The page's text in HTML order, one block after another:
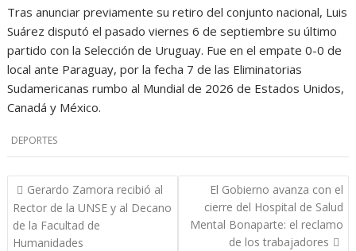
Tras anunciar previamente su retiro del conjunto nacional, Luis
Suárez disputó el pasado viernes 6 de septiembre su último
partido con la Selección de Uruguay. Fue en el empate 0-0 de
local ante Paraguay, por la fecha 7 de las Eliminatorias
Sudamericanas rumbo al Mundial de 2026 de Estados Unidos,
Canadá y México.
DEPORTES
Navegación
de
entradas
Gerardo Zamora recibió al
Rector de la UNSE y al Decano
de la Facultad de
Humanidades
El Gobierno avanza con el
cierre del Hospital de Salud
Mental Bonaparte: el reclamo
de los trabajadores